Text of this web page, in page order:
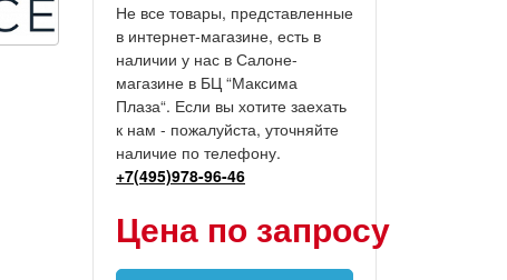
Не все товары, представленные
в интернет-магазине, есть в
наличии у нас в Салоне-
магазине в БЦ “Максима
Плаза“. Если вы хотите заехать
к нам - пожалуйста, уточняйте
наличие по телефону.
+7(495)978-96-46
Цена по запросу